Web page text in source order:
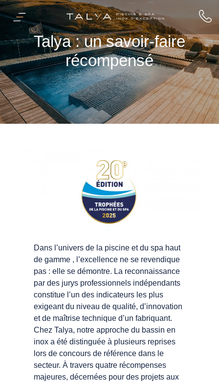
Talya : un savoir-faire
récompensé
Dans l’univers de la piscine et du spa haut
de gamme , l’excellence ne se revendique
pas : elle se démontre. La reconnaissance
par des jurys professionnels indépendants
constitue l’un des indicateurs les plus
exigeant du niveau de qualité, d’innovation
et de maîtrise technique d’un fabriquant.
Chez Talya, notre approche du bassin en
inox a été distinguée à plusieurs reprises
lors de concours de référence dans le
secteur. À travers quatre récompenses
majeures, décernées pour des projets aux